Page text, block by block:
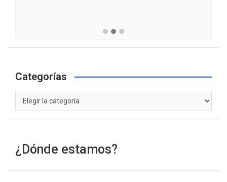
Categorías
Categorías
¿Dónde estamos?